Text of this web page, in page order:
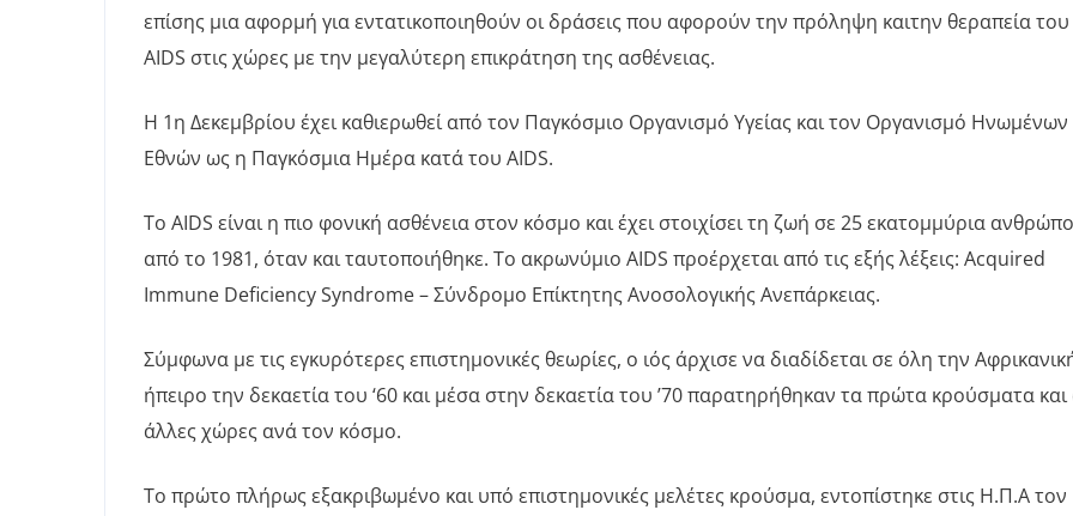
επίσης μια αφορμή για εντατικοποιηθούν οι δράσεις που αφορούν την πρόληψη καιτην θεραπεία του
AIDS στις χώρες με την μεγαλύτερη επικράτηση της ασθένειας.
Η 1η Δεκεμβρίου έχει καθιερωθεί από τον Παγκόσμιο Οργανισμό Υγείας και τον Οργανισμό Ηνωμένων
Εθνών ως η Παγκόσμια Ημέρα κατά του AIDS.
To AIDS είναι η πιο φονική ασθένεια στον κόσμο και έχει στοιχίσει τη ζωή σε 25 εκατομμύρια
από το 1981, όταν και ταυτοποιήθηκε. Το ακρωνύμιο AIDS προέρχεται από τις εξής λέξεις: Acquired
Immune Deficiency Syndrome – Σύνδρομο Επίκτητης Ανοσολογικής Ανεπάρκειας.
Σύμφωνα με τις εγκυρότερες επιστημονικές θεωρίες, ο ιός άρχισε να διαδίδεται σε όλη την
ήπειρο την δεκαετία του ‘60 και μέσα στην δεκαετία του ’70 παρατηρήθηκαν τα πρώτα κρούσματα και
άλλες χώρες ανά τον κόσμο.
Το πρώτο πλήρως εξακριβωμένο και υπό επιστημονικές μελέτες κρούσμα, εντοπίστηκε στις Η.Π.Α τον